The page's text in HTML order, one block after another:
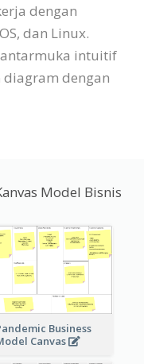
dengan
dan Linux.
intuitif
dengan
Model Bisnis
Business
Canvas